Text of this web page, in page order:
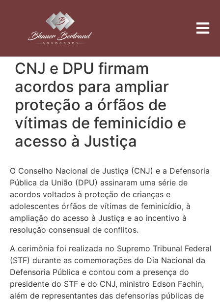
CNJ e DPU firmam
acordos para ampliar
proteção a órfãos de
vítimas de feminicídio e
acesso à Justiça
O Conselho Nacional de Justiça (CNJ) e a Defensoria
Pública da União (DPU) assinaram uma série de
acordos voltados à proteção de crianças e
adolescentes órfãos de vítimas de feminicídio, à
ampliação do acesso à Justiça e ao incentivo à
resolução consensual de conflitos.
A cerimônia foi realizada no Supremo Tribunal Federal
(STF) durante as comemorações do Dia Nacional da
Defensoria Pública e contou com a presença do
presidente do STF e do CNJ, ministro Edson Fachin,
além de representantes das defensorias públicas de